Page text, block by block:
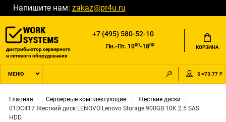
Напишите нам: zakaz@pr4u.ru
дистрибьютор серверного
и сетевого оборудования
+7 (495) 580-52-10
Пн.-Пт. 1000-1800 КОРЗИНА
МЕНЮ $ =73.77 ₽
Главная Серверные комплектующие
Жёсткие диски
01DC417 Жесткий диск LENOVO Lenovo Storage 900GB 10K 2.5 SAS
HDD